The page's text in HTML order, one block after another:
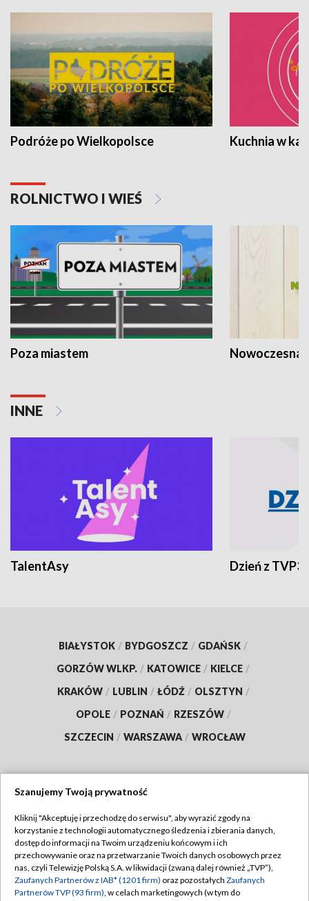
Podróże po Wielkopolsce Kuchnia w
ROLNICTWO I WIEŚ
Poza miastem Nowoczesna
INNE
TalentAsy Dzień z TVP3
BIAŁYSTOK / BYDGOSZCZ / GDAŃSK /
GORZÓW WLKP. / KATOWICE / KIELCE /
KRAKÓW / LUBLIN / ŁÓDŹ / OLSZTYN /
OPOLE / POZNAŃ / RZESZÓW /
SZCZECIN / WARSZAWA / WROCŁAW
TVP
Abonament TVP
Emisja w TVP
Regulamin TVP
Polityka prywatności
Szanujemy Twoją prywatność
Kliknij "Akceptuję i przechodzę do serwisu", aby wyrazić zgody na
korzystanie z technologii automatycznego śledzenia i zbierania danych,
dostęp do informacji na Twoim urządzeniu końcowym i ich
przechowywanie oraz na przetwarzanie Twoich danych osobowych przez
nas, czyli Telewizję Polską S.A. w likwidacji (zwaną dalej również „TVP”),
Zaufanych Partnerów z IAB* (1201 firm) oraz pozostałych Zaufanych
Partnerów TVP (93 firm), w celach marketingowych (w tym do